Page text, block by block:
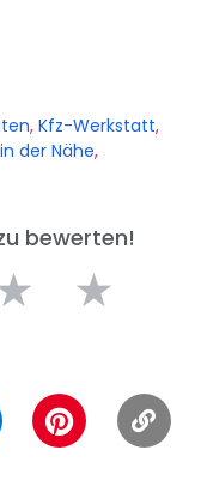
, Kfz-Werkstatt,
der Nähe,
bewerten!
★